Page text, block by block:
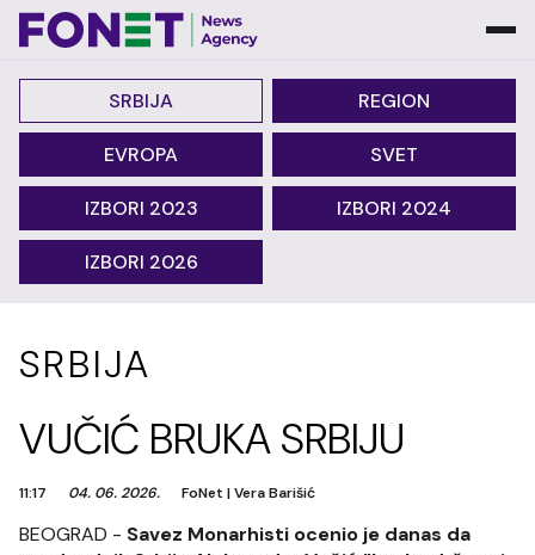
SRBIJA REGION
EVROPA SVET
IZBORI 2023 IZBORI 2024
IZBORI 2026
SRBIJA
VUČIĆ BRUKA SRBIJU
11:17 04. 06. 2026. FoNet |Vera Barišić
BEOGRAD - Savez Monarhisti ocenio je danas da